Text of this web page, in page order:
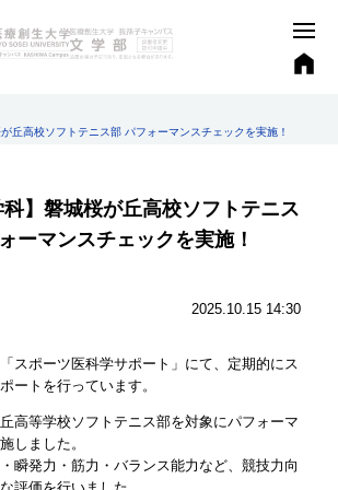
丘高校ソフトテニス部 パフォーマンスチェックを実施！
科】磐城桜が丘高校ソフトテニス
ーマンスチェックを実施！
2025.10.15 14:30
スポーツ医科学サポート」にて、定期的にス
ートを行っています。
高等学校ソフトテニス部を対象にパフォーマ
しました。
瞬発力・筋力・バランス能力など、競技力向